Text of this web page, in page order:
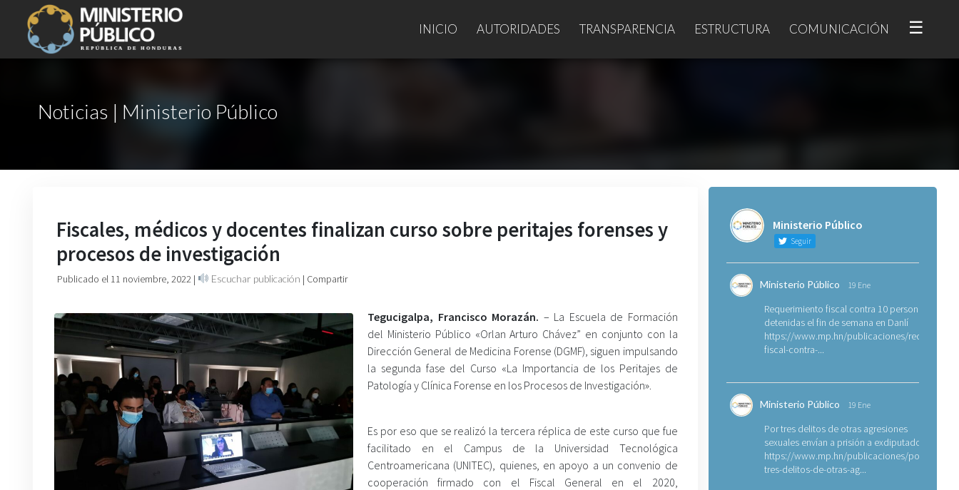
INICIO AUTORIDADES TRANSPARENCIA ESTRUCTURA COMUNICACIÓN ☰
Noticias | Ministerio Público
Fiscales, médicos y docentes finalizan curso sobre peritajes forenses y
procesos de investigación
Publicado el 11 noviembre, 2022 | Escuchar publicación | Compartir
Tegucigalpa, Francisco Morazán. – La Escuela de Formación
del Ministerio Público «Orlan Arturo Chávez” en conjunto con la
Dirección General de Medicina Forense (DGMF), siguen impulsando
la segunda fase del Curso «La Importancia de los Peritajes de
Patología y Clínica Forense en los Procesos de Investigación».
Es por eso que se realizó la tercera réplica de este curso que fue
facilitado en el Campus de la Universidad Tecnológica
Centroamericana (UNITEC), quienes, en apoyo a un convenio de
cooperación firmado con el Fiscal General en el 2020,
Ministerio Público
Seguir
Ministerio Público 19 Ene
Requerimiento fiscal contra 10 personas
detenidas el fin de semana en Danlí
https://www.mp.hn/publicaciones/
fiscal-contra-...
Ministerio Público 19 Ene
Por tres delitos de otras agresiones
sexuales envían a prisión a exdiputado
https://www.mp.hn/publicaciones/por-
tres-delitos-de-otras-ag...